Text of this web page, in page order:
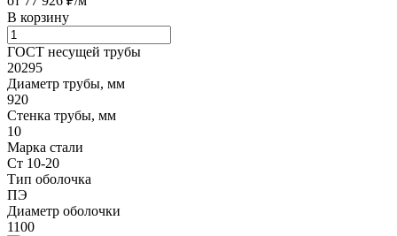
В корзину
ГОСТ несущей трубы
20295
Диаметр трубы, мм
920
Стенка трубы, мм
10
Марка стали
Ст 10-20
Тип оболочка
ПЭ
Диаметр оболочки
1100